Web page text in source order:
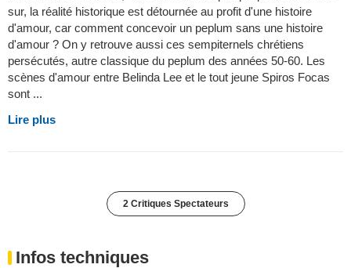
sur, la réalité historique est détournée au profit d'une histoire
d'amour, car comment concevoir un peplum sans une histoire
d'amour ? On y retrouve aussi ces sempiternels chrétiens
persécutés, autre classique du peplum des années 50-60. Les
scènes d'amour entre Belinda Lee et le tout jeune Spiros Focas
sont ...
Lire plus
2 Critiques Spectateurs
Infos techniques